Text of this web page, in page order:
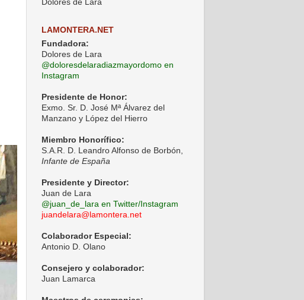
Dolores de Lara
LAMONTERA.NET
Fundadora:
Dolores de Lara
@doloresdelaradiazmayordomo en
Instagram
Presidente de Honor:
Exmo. Sr. D. José Mª Álvarez del
Manzano y López del Hierro
Miembro Honorífico:
S.A.R. D. Leandro Alfonso de Borbón,
Infante de España
Presidente y Director:
Juan de Lara
@juan_de_lara en Twitter/Instagram
juandelara@lamontera.net
Colaborador Especial:
Antonio D. Olano
Consejero y colaborador:
Juan Lamarca